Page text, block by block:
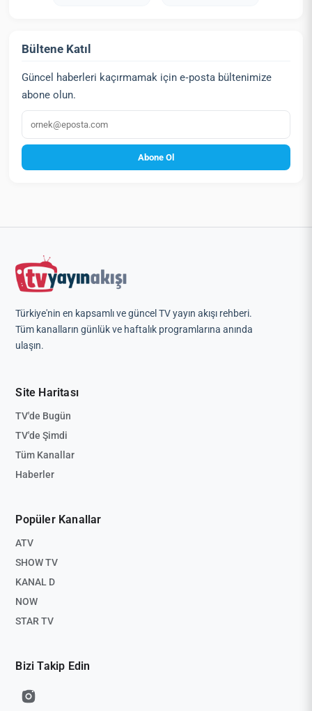
Bültene Katıl
Güncel haberleri kaçırmamak için e‑posta bültenimize
abone olun.
E‑posta
Abone Ol
Türkiye'nin en kapsamlı ve güncel TV yayın akışı rehberi.
Tüm kanalların günlük ve haftalık programlarına anında
ulaşın.
Site Haritası
TV'de Bugün
TV'de Şimdi
Tüm Kanallar
Haberler
Popüler Kanallar
ATV
SHOW TV
KANAL D
NOW
STAR TV
Bizi Takip Edin